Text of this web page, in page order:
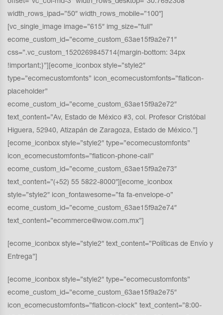
offset=”vc_col-md-3″ width_rows_desktop=”30.7692308″
width_rows_ipad=”50″ width_rows_mobile=”100″]
[vc_single_image image=”615″ img_size=”full”
ecome_custom_id=”ecome_custom_63ae15f9a2e71″
css=”.vc_custom_1520269845714{margin-bottom: 34px
!important;}”][ecome_iconbox style=”style2″
type=”ecomecustomfonts” icon_ecomecustomfonts=”flaticon-
placeholder”
ecome_custom_id=”ecome_custom_63ae15f9a2e72″
text_content=”Av, Estado de México #3, col. Profesor Cristóbal
Higuera, 52940, Atizapán de Zaragoza, Estado de México.”]
[ecome_iconbox style=”style2″ type=”ecomecustomfonts”
icon_ecomecustomfonts=”flaticon-phone-call”
ecome_custom_id=”ecome_custom_63ae15f9a2e73″
text_content=”(+52) 55 5822-8000″][ecome_iconbox
style=”style2″ icon_fontawesome=”fa fa-envelope-o”
ecome_custom_id=”ecome_custom_63ae15f9a2e74″
text_content=”ecommerce@wow.com.mx”]
[ecome_iconbox style=”style2″ text_content=”Políticas de Envío y
Entrega”]
[ecome_iconbox style=”style2″ type=”ecomecustomfonts”
ecome_custom_id=”ecome_custom_63ae15f9a2e75″
icon_ecomecustomfonts=”flaticon-clock” text_content=”8:00-